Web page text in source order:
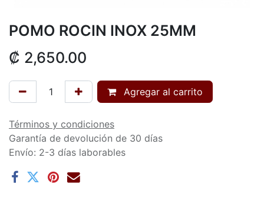
POMO ROCIN INOX 25MM
₡ 2,650.00
Agregar al carrito
Términos y condiciones
Garantía de devolución de 30 días
Envío: 2-3 días laborables